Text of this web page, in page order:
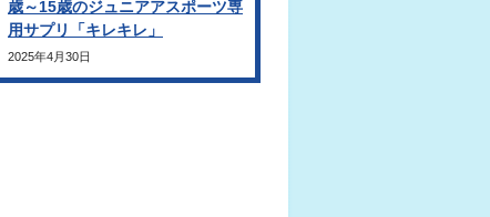
歳～15歳のジュニアアスポーツ専
用サプリ「キレキレ」
2025年4月30日